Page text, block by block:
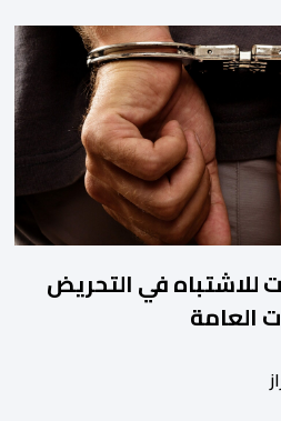
إلى المدينتين يوم 15 غشت الجاري. وعرفت المناطق الشمالية
مكثفا، خاصة بالمحاور الطرقية
الدوريات وإقامة […]
للاشتباه في التحريض
العامة